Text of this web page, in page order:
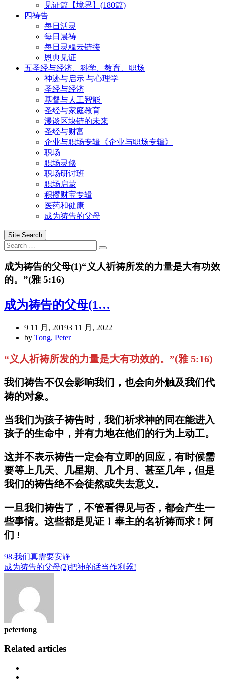
见证篇【境界】(180篇)
四祷告
每日活灵
每日晨祷
每日灵糧云链接
恩典见证
五圣经与经济、科学、教育、职场
神迹与启示 与心理学
圣经与经济
基督与人工智能
圣经与家庭教育
漫谈区块链的未来
圣经与财富
企业与职场专辑《企业与职场专辑》
职场
职场灵修
职场研讨班
职场启蒙
积攒财宝专辑
医药和健康
成为祷告的父母
Site Search
Search
for:
Search
成为祷告的父母(1)“义人祈祷所发的力量是大有功效
的。”(雅 5:16)
成为祷告的父母(1…
9 11 月, 20193 11 月, 2022
by Tong, Peter
“义人祈祷所发的力量是大有功效的。”(雅 5:16)
我们祷告不仅会影响我们，也会向外触及我们代
祷的对象。
当我们为孩子祷告时，我们祈求神的同在能进入
孩子的生命中，并有力地在他们的行为上动工。
这并不表示祷告一定会有立即的回应，有时候需
要等上几天、几星期、几个月、甚至几年，但是
我们的祷告绝不会徒然或失去意义。
一旦我们祷告了，不管看得见与否，都会产生一
些事情。这些都是见证！奉主的名祈祷而求 ! 阿
们 !
98.我们真需要安静
成为祷告的父母(2)把神的话当作利器!
petertong
Related articles